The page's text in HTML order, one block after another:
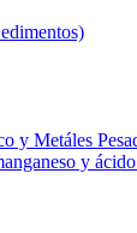
y Metáles
y